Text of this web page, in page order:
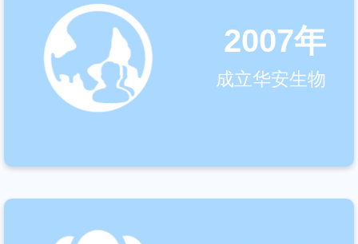
2007年
成立华安生物